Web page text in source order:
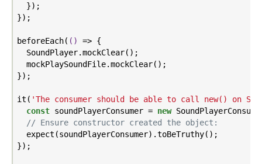
  });
});
beforeEach( () => {
  SoundPlayer.mockClear();
  mockPlaySoundFile.mockClear();
});
it( 'The consumer should be able to call new() on
const soundPlayerConsumer = new
// Ensure constructor created the object:
  expect(soundPlayerConsumer).toBeTruthy();
});